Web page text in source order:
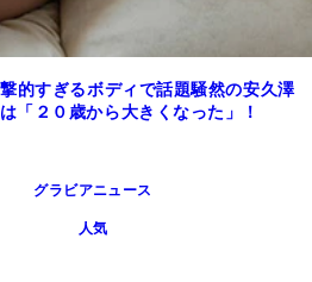
的すぎるボディで話題騒然の安久澤
「２０歳から大きくなった」！
グラビアニュース
人気